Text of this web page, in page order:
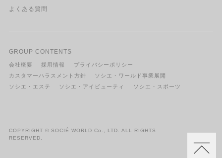
よくある質問
GROUP CONTENTS
会社概要 採用情報
プライバシーポリシー
カスタマーハラスメント方針
ソシエ・ワールド事業展開
ソシエ・エステ
ソシエ・アイビューティ ソシエ・スポーツ
COPYRIGHT © SOCIÉ WORLD Co., LTD. ALL RIGHTS
RESERVED.